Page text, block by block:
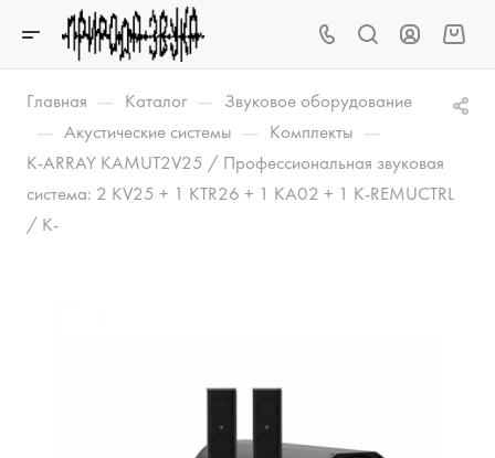
Главная — Каталог — Звуковое оборудование
— Акустические системы — Комплекты —
K-ARRAY KAMUT2V25 / Профессиональная звуковая
система: 2 KV25 + 1 KTR26 + 1 KA02 + 1 K-REMUCTRL
/ K-